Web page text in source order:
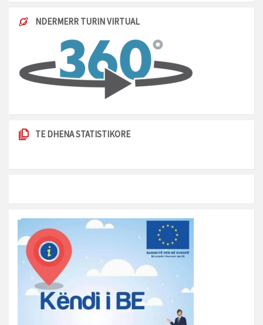
NDERMERR TURIN VIRTUAL
TE DHENA STATISTIKORE